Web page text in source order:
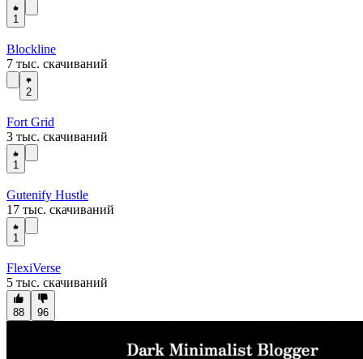
1
Blockline
7 тыс. скачиваний
2
Fort Grid
3 тыс. скачиваний
1
Gutenify Hustle
17 тыс. скачиваний
1
FlexiVerse
5 тыс. скачиваний
88 96